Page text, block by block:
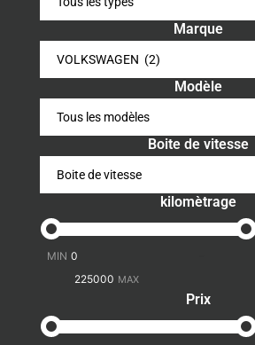
Marque
Modèle
Boite de vitesse
kilomètrage
Prix